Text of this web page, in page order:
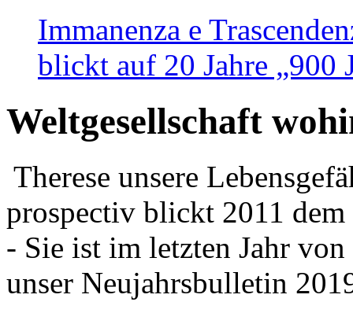
Immanenza e
blickt auf 20 Jahre „900
Weltgesellschaft
Therese unsere
prospectiv blickt 2011
- Sie ist im letzten Jahr
unser Neujahrsbulletin